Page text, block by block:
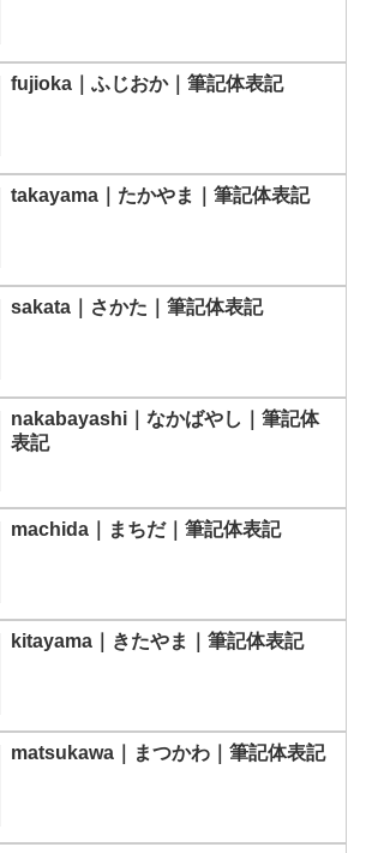
fujioka｜ふじおか｜筆記体表記
takayama｜たかやま｜筆記体表記
sakata｜さかた｜筆記体表記
nakabayashi｜なかばやし｜筆記体
表記
machida｜まちだ｜筆記体表記
kitayama｜きたやま｜筆記体表記
matsukawa｜まつかわ｜筆記体表記